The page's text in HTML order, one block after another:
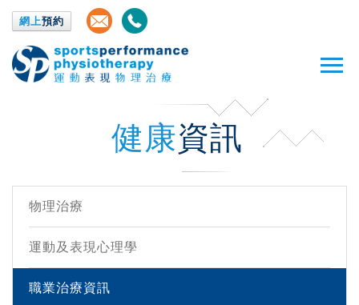
網上預約
健康資訊
物理治療
運動及表現心理學
職業治療資訊